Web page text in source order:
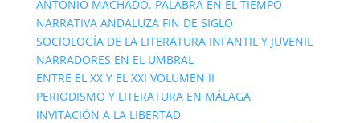
ANTONIO MACHADO. PALABRA EN EL TIEMPO
NARRATIVA ANDALUZA FIN DE SIGLO
SOCIOLOGÍA DE LA LITERATURA INFANTIL Y JUVENIL
NARRADORES EN EL UMBRAL
ENTRE EL XX Y EL XXI VOLUMEN II
PERIODISMO Y LITERATURA EN MÁLAGA
INVITACIÓN A LA LIBERTAD